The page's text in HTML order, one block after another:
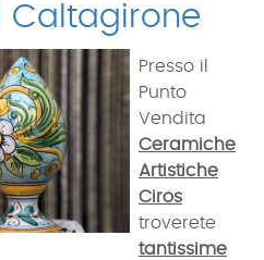
Caltagirone
Presso il
Punto
Vendita
Ceramiche
Artistiche
Ciros
troverete
tantissime